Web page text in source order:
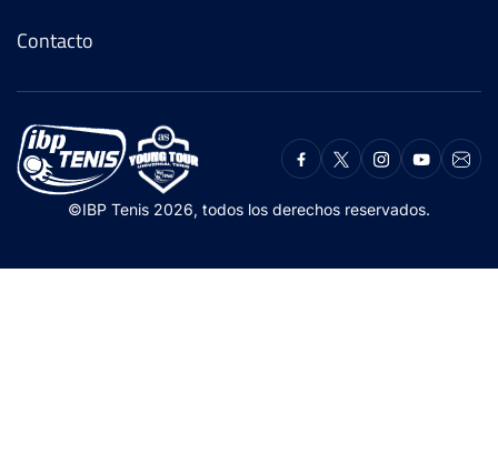
Contacto
©IBP Tenis 2026, todos los derechos reservados.